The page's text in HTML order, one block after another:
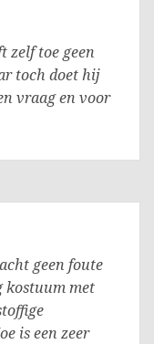
zelf toe geen
toch doet hij
vraag en voor
geen foute
kostuum met
is een zeer